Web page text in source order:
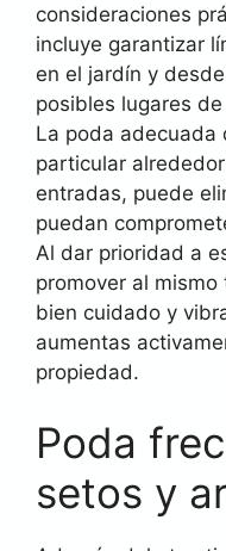
consideraciones
incluye garantizar
en el jardín y
posibles lugares
La poda adecuada
particular
entradas, puede
puedan
Al dar prioridad a
promover al
bien cuidado y
aumentas
propiedad.
Poda
setos y